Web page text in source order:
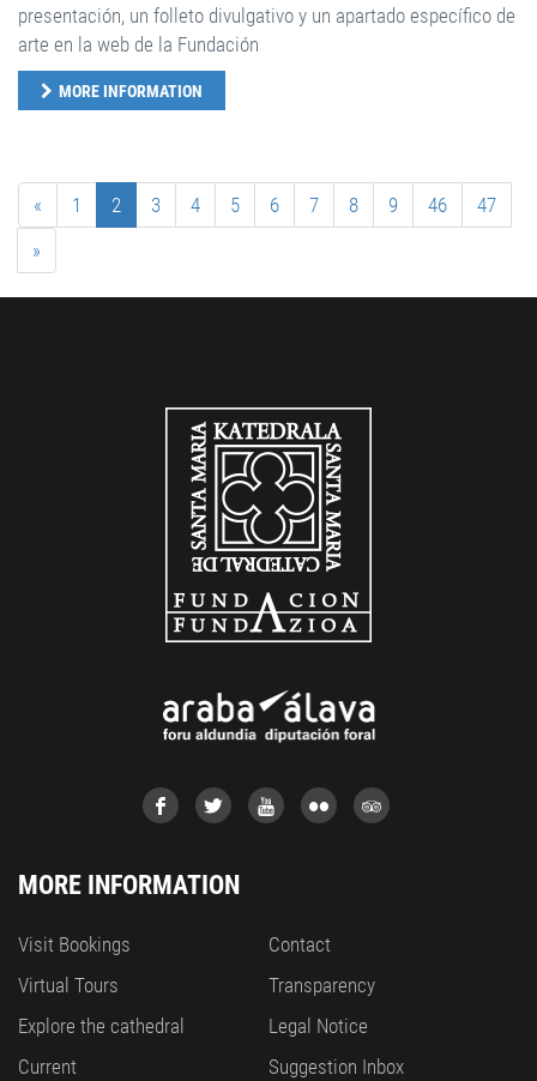
presentación, un folleto divulgativo y un apartado específico de
arte en la web de la Fundación
MORE INFORMATION
« 1 2 3 4 5 6 7 8 9 46
47
»
MORE INFORMATION
Visit Bookings
Virtual Tours
Explore the cathedral
Current
Contact
Transparency
Legal Notice
Suggestion Inbox